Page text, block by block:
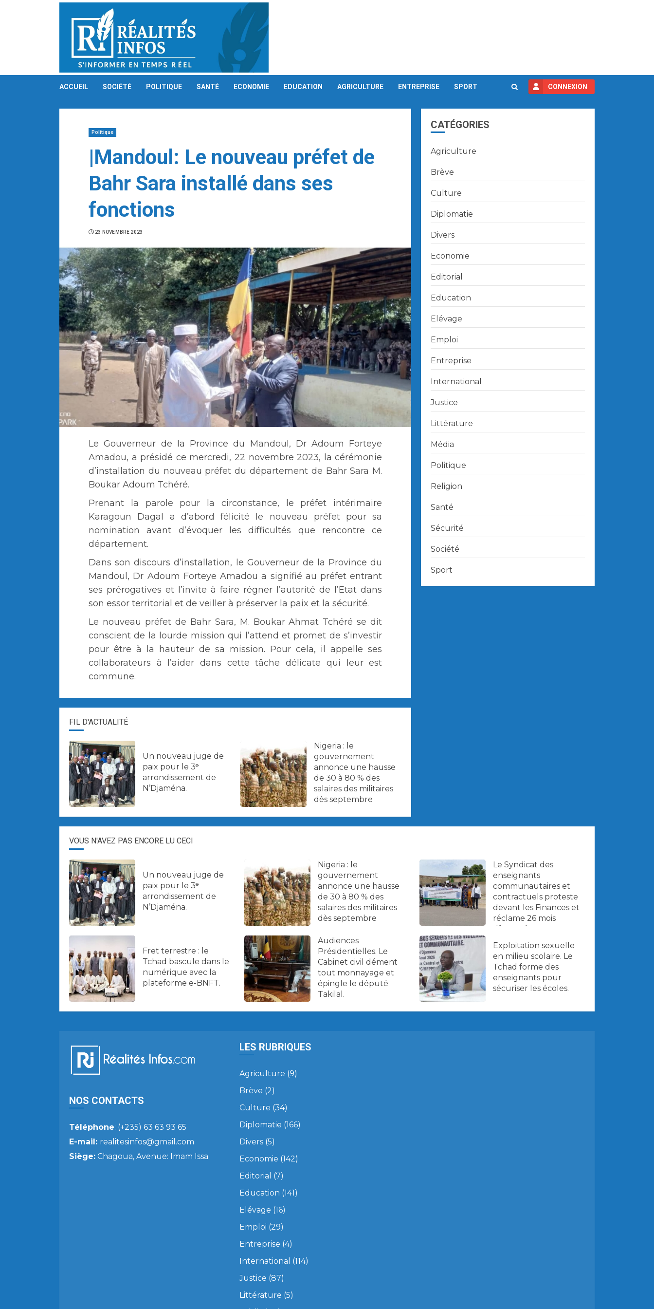
ACCUEIL SOCIÉTÉ POLITIQUE SANTÉ ECONOMIE EDUCATION AGRICULTURE ENTREPRISE SPORT CONNEXION
Politique
|Mandoul: Le nouveau préfet de
Bahr Sara installé dans ses
fonctions
23 NOVEMBRE 2023
Le Gouverneur de la Province du Mandoul, Dr Adoum Forteye
Amadou, a présidé ce mercredi, 22 novembre 2023, la cérémonie
d’installation du nouveau préfet du département de Bahr Sara M.
Boukar Adoum Tchéré.
Prenant la parole pour la circonstance, le préfet intérimaire
Karagoun Dagal a d’abord félicité le nouveau préfet pour sa
nomination avant d’évoquer les difficultés que rencontre ce
département.
Dans son discours d’installation, le Gouverneur de la Province du
Mandoul, Dr Adoum Forteye Amadou a signifié au préfet entrant
ses prérogatives et l’invite à faire régner l’autorité de l’Etat dans
son essor territorial et de veiller à préserver la paix et la sécurité.
Le nouveau préfet de Bahr Sara, M. Boukar Ahmat Tchéré se dit
conscient de la lourde mission qui l’attend et promet de s’investir
pour être à la hauteur de sa mission. Pour cela, il appelle ses
collaborateurs à l’aider dans cette tâche délicate qui leur est
commune.
FIL D'ACTUALITÉ
Un nouveau juge de
paix pour le 3ᵉ
arrondissement de
N’Djaména.
Nigeria : le
gouvernement
annonce une hausse
de 30 à 80 % des
salaires des militaires
dès septembre
CATÉGORIES
Agriculture
Brève
Culture
Diplomatie
Divers
Economie
Editorial
Education
Elévage
Emploi
Entreprise
International
Justice
Littérature
Média
Politique
Religion
Santé
Sécurité
Société
Sport
VOUS N'AVEZ PAS ENCORE LU CECI
Un nouveau juge de
paix pour le 3ᵉ
arrondissement de
N’Djaména.
Nigeria : le
gouvernement
annonce une hausse
de 30 à 80 % des
salaires des militaires
dès septembre
Le Syndicat des
enseignants
communautaires et
contractuels proteste
devant les Finances et
réclame 26 mois
d’impayés.
Fret terrestre : le
Tchad bascule dans le
numérique avec la
plateforme e-BNFT.
Audiences
Présidentielles. Le
Cabinet civil dément
tout monnayage et
épingle le député
Takilal.
Exploitation sexuelle
en milieu scolaire. Le
Tchad forme des
enseignants pour
sécuriser les écoles.
NOS CONTACTS
Téléphone: (+235) 63 63 93 65
E-mail: realitesinfos@gmail.com
Siège: Chagoua, Avenue: Imam Issa
LES RUBRIQUES
Agriculture (9)
Brève (2)
Culture (34)
Diplomatie (166)
Divers(5)
Economie (142)
Editorial (7)
Education (141)
Elévage (16)
Emploi (29)
Entreprise (4)
International (114)
Justice (87)
Littérature (5)